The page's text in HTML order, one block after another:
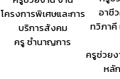
โครงการพิเศษและการ
บริการสังคม
ครู ชำนาญการ
อาชี
ทวิภาคี
ครูช่วย
หลั